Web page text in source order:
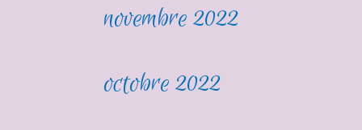
novembre 2022
octobre 2022